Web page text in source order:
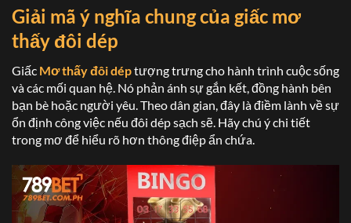
Giải mã ý nghĩa chung của giấc mơ
thấy đôi dép
Giấc Mơ thấy đôi déptượng trưng cho hành trình cuộc sống
và các mối quan hệ. Nó phản ánh sự gắn kết, đồng hành bên
bạn bè hoặc người yêu. Theo dân gian, đây là điềm lành về sự
ổn định công việc nếu đôi dép sạch sẽ. Hãy chú ý chi tiết
trong mơ để hiểu rõ hơn thông điệp ẩn chứa.